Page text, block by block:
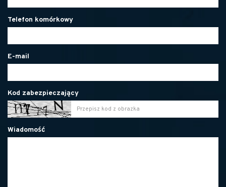
Telefon komórkowy
E-mail
Kod zabezpieczający
Wiadomość